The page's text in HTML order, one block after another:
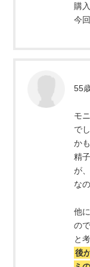
購
今
55
モ
で
か
精
が
な
他
の
と
後